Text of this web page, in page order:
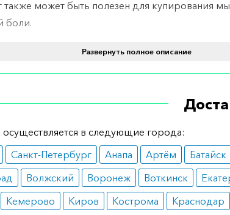
также может быть полезен для купирования
боли.
добавку при наличии
не предписано врачом, принимать
трижды в сутки.
заказ?
Развернуть полное описание
осуществляется в следующие города:
Санкт-Петербург Анапа Артём Батайск
Волжский Воронеж Воткинск
Кемерово Киров Кострома Краснодар